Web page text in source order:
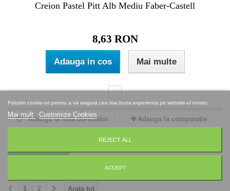
Creion Pastel Pitt Alb Mediu Faber-Castell
8,63 RON
Adauga in cos Mai multe
Adauga la lista dorintelor Adauga la comparatie
Arata tot
1 2
Folosim cookie-uri pentru a va asigura cea mai buna experienta pe website-ul nostru.
Mai mult Customize Cookies
REJECT ALL
ACCEPT